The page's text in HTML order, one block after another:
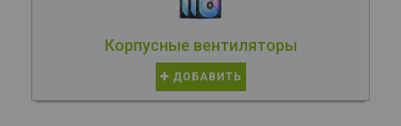
Корпусные вентиляторы
ДОБАВИТЬ